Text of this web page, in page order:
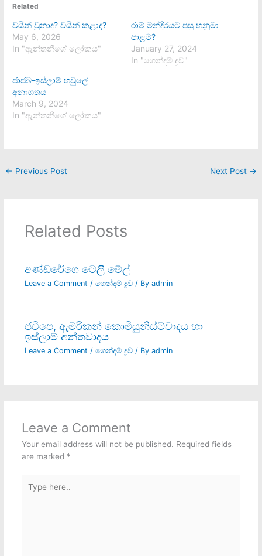
Related
වයින් වුනාද? වයින් කළාද?
May 6, 2026
In "ඇන්තනීගේ ලෝකය"
රාම් මන්දිරයට පසු හනුමා
පාළම?
January 27, 2024
In "ගෙන්දම් දූව"
ජාජබ-ඉස්ලාම් හවුලේ
අනාගතය
March 9, 2024
In "ඇන්තනීගේ ලෝකය"
← Previous Post Next Post →
Related Posts
අණ්ඩරේගෙ ටෙලි මේල්
Leave a Comment / ගෙන්දම් දූව/ By admin
ජවිපෙ, ඇමරිකන් කොමියුනිස්ට්වාදය හා
ඉස්ලාම් අන්තවාදය
Leave a Comment / ගෙන්දම් දූව/ By admin
Leave a Comment
Your email address will not be published. Required fields
are marked *
here..